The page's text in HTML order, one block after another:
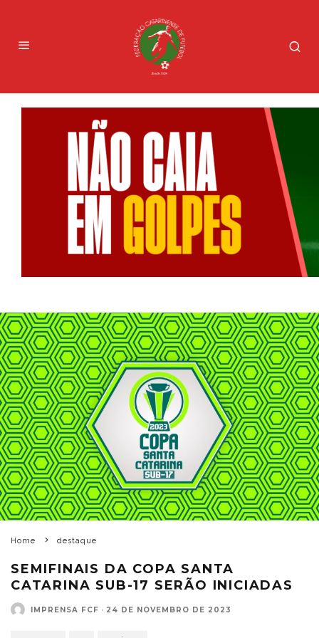
Home destaque
SEMIFINAIS DA COPA SANTA
CATARINA SUB-17 SERÃO INICIADAS
IMPRENSA FCF · 24 DE NOVEMBRO DE 2023